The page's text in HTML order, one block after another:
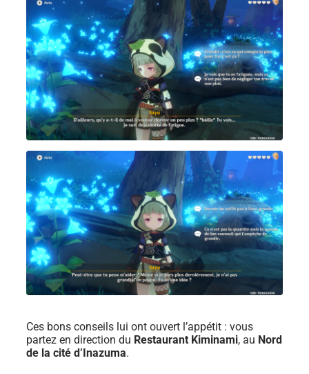
Ces bons conseils lui ont ouvert l’appétit : vous
partez en direction du Restaurant Kiminami, au Nord
de la cité d’Inazuma.